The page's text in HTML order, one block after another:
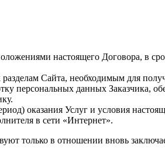
настоящего Договора, в
разделам Сайта, необходимым для
персональных данных Заказчика,
оказания Услуг и условия
в сети «Интернет».
только в отношении вновь